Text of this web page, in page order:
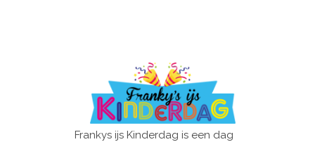
Frankys ijs Kinderdag is een dag